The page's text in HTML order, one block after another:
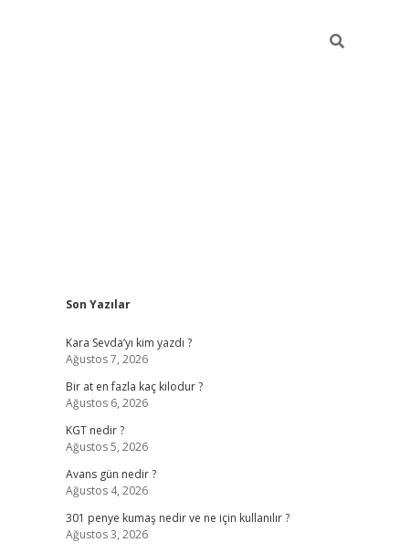
Sidebar
Son Yazılar
Kara Sevda’yı kim yazdı ?
Ağustos 7, 2026
Bir at en fazla kaç kilodur ?
Ağustos 6, 2026
KGT nedir ?
Ağustos 5, 2026
Avans gün nedir ?
Ağustos 4, 2026
301 penye kumaş nedir ve ne için kullanılır ?
Ağustos 3, 2026